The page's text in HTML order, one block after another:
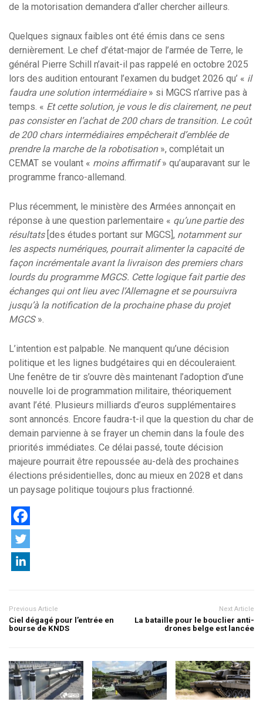
de la motorisation demandera d’aller chercher ailleurs.
Quelques signaux faibles ont été émis dans ce sens
dernièrement. Le chef d’état-major de l’armée de Terre, le
général Pierre Schill n’avait-il pas rappelé en octobre 2025
lors des audition entourant l’examen du budget 2026 qu’ « il
faudra une solution intermédiaire» si MGCS n’arrive pas à
temps. « Et cette solution, je vous le dis clairement, ne peut
pas consister en l’achat de 200 chars de transition. Le coût
de 200 chars intermédiaires empêcherait d’emblée de
prendre la marche de la robotisation», complétait un
CEMAT se voulant « moins affirmatif» qu’auparavant sur le
programme franco-allemand.
Plus récemment, le ministère des Armées annonçait en
réponse à une question parlementaire « qu’une partie des
résultats[des études portant sur MGCS], notamment sur
les aspects numériques, pourrait alimenter la capacité de
façon incrémentale avant la livraison des premiers chars
lourds du programme MGCS. Cette logique fait partie des
échanges qui ont lieu avec l’Allemagne et se poursuivra
jusqu’à la notification de la prochaine phase du projet
MGCS».
L’intention est palpable. Ne manquent qu’une décision
politique et les lignes budgétaires qui en découleraient.
Une fenêtre de tir s’ouvre dès maintenant l’adoption d’une
nouvelle loi de programmation militaire, théoriquement
avant l’été. Plusieurs milliards d’euros supplémentaires
sont annoncés. Encore faudra-t-il que la question du char de
demain parvienne à se frayer un chemin dans la foule des
priorités immédiates. Ce délai passé, toute décision
majeure pourrait être repoussée au-delà des prochaines
élections présidentielles, donc au mieux en 2028 et dans
un paysage politique toujours plus fractionné.
Previous Article
Ciel dégagé pour l’entrée en
bourse de KNDS
Next Article
La bataille pour le bouclier anti-
drones belge est lancée